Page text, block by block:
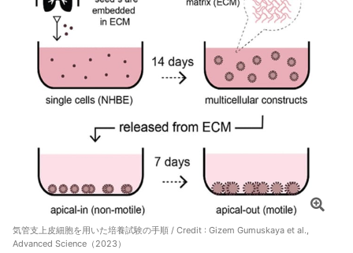
気管支上皮細胞を用いた培養試験の手順 / Credit : Gizem Gumuskaya et al.,
Advanced Science（2023）